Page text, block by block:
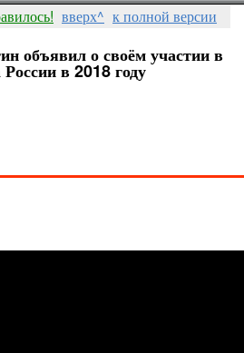
вверх^ к полной версии
о своём участии в
в 2018 году